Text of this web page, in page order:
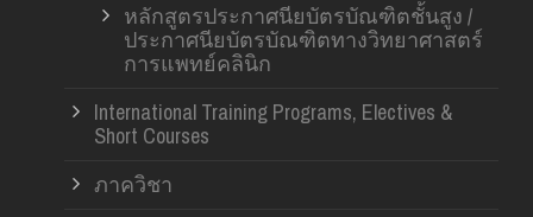
หลักสูตรประกาศนียบัตรบัณฑิตชั้นสูง /
ประกาศนียบัตรบัณฑิตทางวิทยาศาสตร์
การแพทย์คลินิก
International Training Programs, Electives &
Short Courses
ภาควิชา